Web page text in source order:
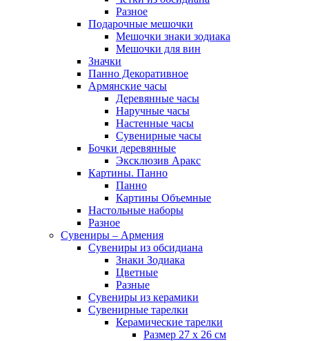
Разное
Подарочные мешочки
Мешочки знаки зодиака
Мешочки для вин
Значки
Панно Декоративное
Армянские часы
Деревянные часы
Наручные часы
Настенные часы
Сувенирные часы
Бочки деревянные
Эксклюзив Аракс
Картины. Панно
Панно
Картины Объемные
Настольные наборы
Разное
Сувениры – Армения
Сувениры из обсидиана
Знаки Зодиака
Цветные
Разные
Сувениры из керамики
Сувенирные тарелки
Керамические тарелки
Размер 27 х 26 см